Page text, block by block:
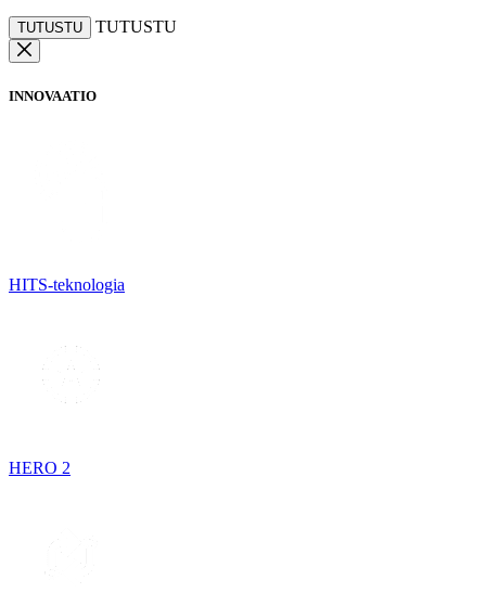
TUTUSTU TUTUSTU
INNOVAATIO
HITS-teknologia
HERO 2